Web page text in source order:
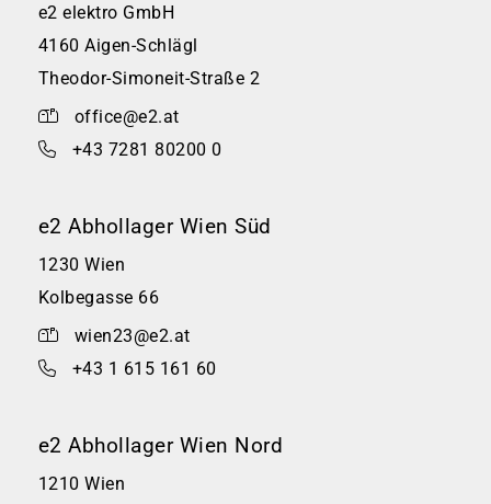
e2 elektro GmbH
4160 Aigen-Schlägl
Theodor-Simoneit-Straße 2
office@e2.at
+43 7281 80200 0
e2 Abhollager Wien Süd
1230 Wien
Kolbegasse 66
wien23@e2.at
+43 1 615 161 60
e2 Abhollager Wien Nord
1210 Wien